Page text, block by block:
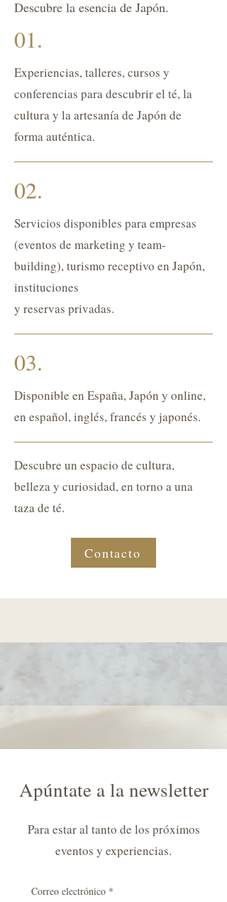
Descubre la esencia de Japón.
01.
Experiencias, talleres, cursos y
conferencias para descubrir el té, la
cultura y la artesanía de Japón de
forma auténtica.
02.
Servicios disponibles para empresas
(eventos de marketing y team-
building), turismo receptivo en Japón,
instituciones
y reservas privadas.
03.
Disponible en España, Japón y online,
en español, inglés, francés y japonés.
Descubre un espacio de cultura,
belleza y curiosidad, en torno a una
taza de té.
Contacto
Apúntate a la newsletter
Para estar al tanto de los próximos
eventos y experiencias.
Correo electrónico *